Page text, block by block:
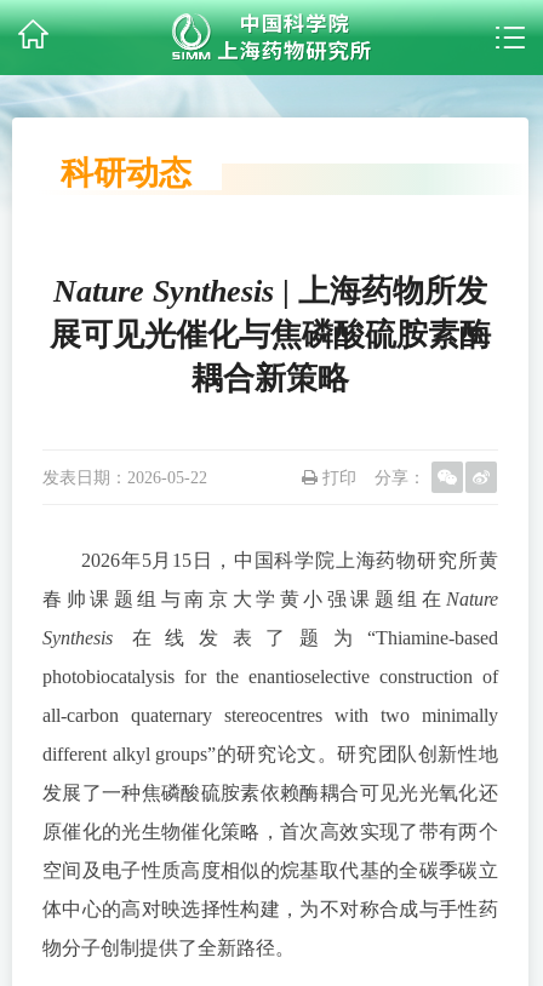
科研动态
Nature Synthesis| 上海药物所发
展可见光催化与焦磷酸硫胺素酶
耦合新策略
发表日期： 2026-05-22 分享：
打印
2026年5月15日，中国科学院上海药物研究所黄
春帅课题组与南京大学黄小强课题组在 Nature
Synthesis 在线发表了题为“Thiamine-based
photobiocatalysis for the enantioselective construction of
all-carbon quaternary stereocentres with two minimally
different alkyl groups”的研究论文。研究团队创新性地
发展了一种焦磷酸硫胺素依赖酶耦合可见光光氧化还
原催化的光生物催化策略，首次高效实现了带有两个
空间及电子性质高度相似的烷基取代基的全碳季碳立
体中心的高对映选择性构建，为不对称合成与手性药
物分子创制提供了全新路径。